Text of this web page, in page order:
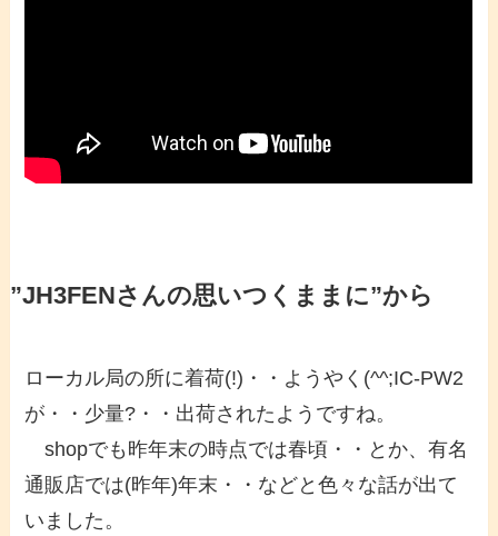
”JH3FENさんの思いつくままに”から
ローカル局の所に着荷(!)・・ようやく(^^;IC-PW2
が・・少量?・・出荷されたようですね。
shopでも昨年末の時点では春頃・・とか、有名
通販店では(昨年)年末・・などと色々な話が出て
いました。